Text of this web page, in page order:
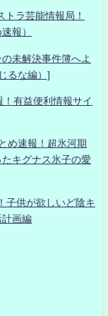
ラ芸能情報局！
報）
未解決事件簿へよ
るな編）]
有益便利情報サイ
め速報！超氷河期
キグナス氷子の愛
子供が欲しいど陰キ
計画編